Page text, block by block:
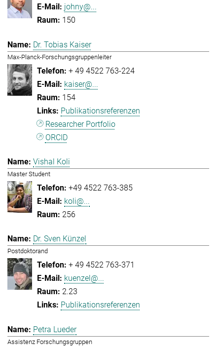
johny@...
150
Dr. Tobias Kaiser
Max-Planck-Forschungsgruppenleiter
+ 49 4522 763-224
kaiser@...
154
Publikationsreferenzen
Researcher Portfolio
ORCID
Vishal Koli
Master Student
+49 4522 763-385
koli@...
256
Dr. Sven Künzel
Postdoktorand
+ 49 4522 763-371
kuenzel@...
2.23
Publikationsreferenzen
Petra Lueder
Assistenz Forschungsgruppen